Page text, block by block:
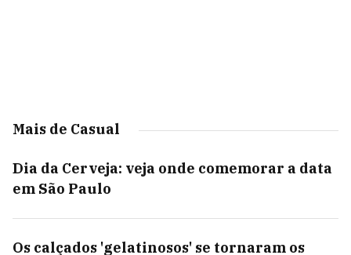
Mais de Casual
Dia da Cerveja: veja onde comemorar a data
em São Paulo
Os calçados 'gelatinosos' se tornaram os